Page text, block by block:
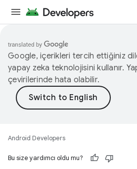
Google, içerikleri tercih ettiğiniz
yapay zeka teknolojisini kullanır.
çevirilerinde hata olabilir.
Android Developers
Bu size yardımcı oldu mu?